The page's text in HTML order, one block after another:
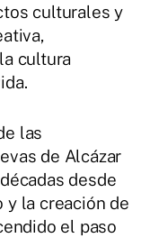
culturales y
cultura
las
de Alcázar
desde
y la creación de
el paso